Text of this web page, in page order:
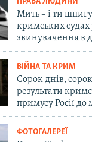
Мить – і ти
кримських судах
звинувачення в
ВІЙНА ТА КРИМ
Сорок днів,
результати
примусу Росії до
ФОТОГАЛЕРЕЇ